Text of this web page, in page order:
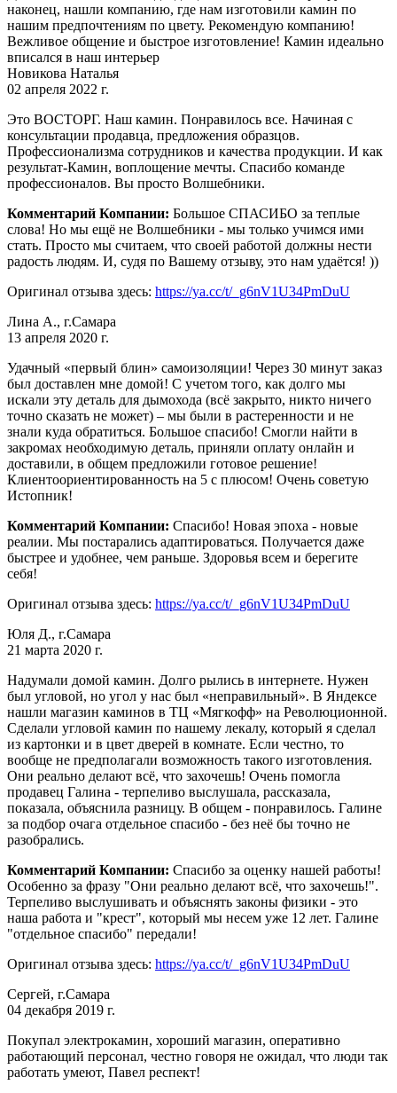
наконец, нашли компанию, где нам изготовили камин по
нашим предпочтениям по цвету. Рекомендую компанию!
Вежливое общение и быстрое изготовление! Камин идеально
вписался в наш интерьер
Новикова Наталья
02 апреля 2022 г.
Это ВОСТОРГ. Наш камин. Понравилось все. Начиная с
консультации продавца, предложения образцов.
Профессионализма сотрудников и качества продукции. И как
результат-Камин, воплощение мечты. Спасибо команде
профессионалов. Вы просто Волшебники.
Комментарий Компании: Большое СПАСИБО за теплые
слова! Но мы ещё не Волшебники - мы только учимся ими
стать. Просто мы считаем, что своей работой должны нести
радость людям. И, судя по Вашему отзыву, это нам удаётся! ))
Оригинал отзыва здесь: https://ya.cc/t/_g6nV1U34PmDuU
Лина А., г.Самара
13 апреля 2020 г.
Удачный «первый блин» самоизоляции! Через 30 минут заказ
был доставлен мне домой! С учетом того, как долго мы
искали эту деталь для дымохода (всё закрыто, никто ничего
точно сказать не может) – мы были в растеренности и не
знали куда обратиться. Большое спасибо! Смогли найти в
закромах необходимую деталь, приняли оплату онлайн и
доставили, в общем предложили готовое решение!
Клиентоориентированность на 5 с плюсом! Очень советую
Истопник!
Комментарий Компании: Спасибо! Новая эпоха - новые
реалии. Мы постарались адаптироваться. Получается даже
быстрее и удобнее, чем раньше. Здоровья всем и берегите
себя!
Оригинал отзыва здесь: https://ya.cc/t/_g6nV1U34PmDuU
Юля Д., г.Самара
21 марта 2020 г.
Надумали домой камин. Долго рылись в интернете. Нужен
был угловой, но угол у нас был «неправильный». В Яндексе
нашли магазин каминов в ТЦ «Мягкофф» на Революционной.
Сделали угловой камин по нашему лекалу, который я сделал
из картонки и в цвет дверей в комнате. Если честно, то
вообще не предполагали возможность такого изготовления.
Они реально делают всё, что захочешь! Очень помогла
продавец Галина - терпеливо выслушала, рассказала,
показала, объяснила разницу. В общем - понравилось. Галине
за подбор очага отдельное спасибо - без неё бы точно не
разобрались.
Комментарий Компании: Спасибо за оценку нашей работы!
Особенно за фразу "Они реально делают всё, что захочешь!".
Терпеливо выслушивать и объяснять законы физики - это
наша работа и "крест", который мы несем уже 12 лет. Галине
"отдельное спасибо" передали!
Оригинал отзыва здесь: https://ya.cc/t/_g6nV1U34PmDuU
Сергей, г.Самара
04 декабря 2019 г.
Покупал электрокамин, хороший магазин, оперативно
работающий персонал, честно говоря не ожидал, что люди так
работать умеют, Павел респект!